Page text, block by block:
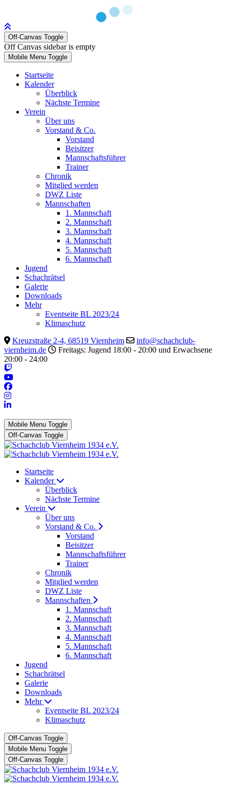
Off-Canvas Toggle
Off Canvas sidebar is empty
Mobile Menu Toggle
Startseite
Kalender
Überblick
Nächste Termine
Verein
Über uns
Vorstand & Co.
Vorstand
Beisitzer
Mannschaftsführer
Trainer
Chronik
Mitglied werden
DWZ Liste
Mannschaften
1. Mannschaft
2. Mannschaft
3. Mannschaft
4. Mannschaft
5. Mannschaft
6. Mannschaft
Jugend
Schachrätsel
Galerie
Downloads
Mehr
Eventseite BL 2023/24
Klimaschutz
Kreuzstraße 2-4, 68519 Viernheim
info@schachclub-
viernheim.de
Freitags: Jugend 18:00 - 20:00 und Erwachsene
20:00 - 24:00
Mobile Menu Toggle
Off-Canvas Toggle
Startseite
Kalender
Überblick
Nächste Termine
Verein
Über uns
Vorstand & Co.
Vorstand
Beisitzer
Mannschaftsführer
Trainer
Chronik
Mitglied werden
DWZ Liste
Mannschaften
1. Mannschaft
2. Mannschaft
3. Mannschaft
4. Mannschaft
5. Mannschaft
6. Mannschaft
Jugend
Schachrätsel
Galerie
Downloads
Mehr
Eventseite BL 2023/24
Klimaschutz
Off-Canvas Toggle
Mobile Menu Toggle
Off-Canvas Toggle